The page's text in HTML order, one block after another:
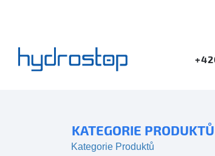
KATEGORIE PRODUKTŮ
Kategorie Produktů